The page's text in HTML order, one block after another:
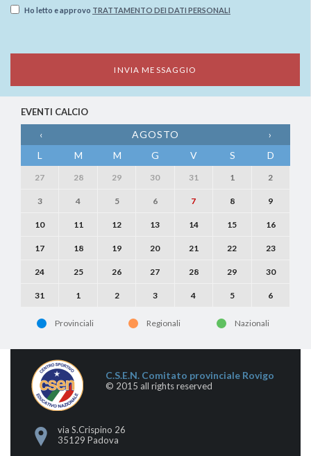
Ho letto e approvo TRATTAMENTO DEI DATI PERSONALI
EVENTI CALCIO
‹ AGOSTO
›
L
M M G V S D
27 28 29 30 31 1 2
3 4 5 6 7 8 9
10 11 12 13 14 15 16
17 18 19 20 21 22 23
24 25 26 27 28 29 30
31 1 2 3 4 5 6
Provinciali Regionali Nazionali
C.S.E.N. Comitato provinciale Rovigo
© 2015 all rights reserved
via S.Crispino 26
35129 Padova